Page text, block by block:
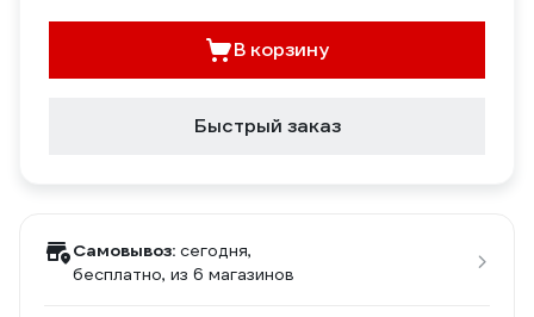
В корзину
Быстрый заказ
Самовывоз: сегодня,
бесплатно, из 6 магазинов